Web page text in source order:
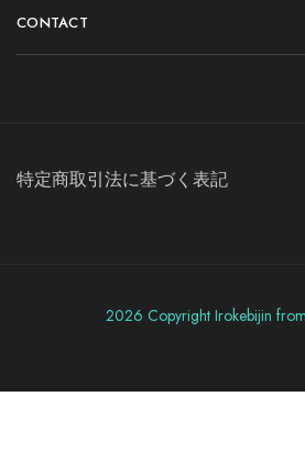
CONTACT
特定商取引法に基づく表記
2026 Copyright Irokebijin